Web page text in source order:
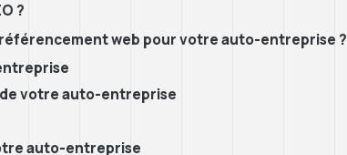
?
web pour votre auto-entreprise ?
votre auto-entreprise
auto-entreprise